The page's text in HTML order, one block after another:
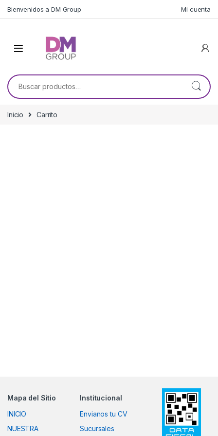
Bienvenidos a DM Group Mi cuenta
Buscar por:
Inicio Carrito
Mapa del Sitio
INICIO
NUESTRA
Institucional
Envianos tu CV
Sucursales